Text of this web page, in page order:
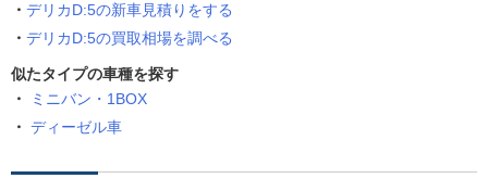
デリカD:5の新車見積りをする
デリカD:5の買取相場を調べる
似たタイプの車種を探す
ミニバン・1BOX
ディーゼル車